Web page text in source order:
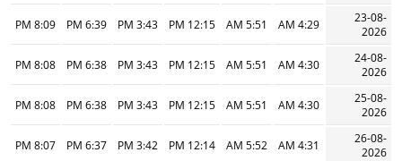
23-08-
2026
4:29 AM
5:51 AM
12:15 PM
3:43 PM
6:39 PM
8:09 PM
24-08-
2026
4:30 AM
5:51 AM
12:15 PM
3:43 PM
6:38 PM
8:08 PM
25-08-
2026
4:30 AM
5:51 AM
12:15 PM
3:43 PM
6:38 PM
8:08 PM
26-08-
2026
4:31 AM
5:52 AM
12:14 PM
3:42 PM
6:37 PM
8:07 PM